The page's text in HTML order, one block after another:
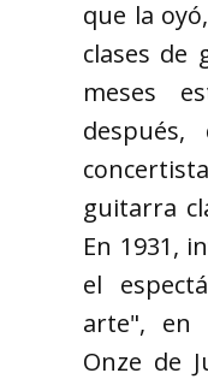
que la
clases de
meses
guitarra
En 1931,
el
arte", en
Onze de